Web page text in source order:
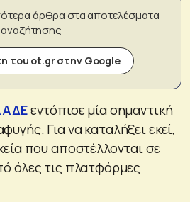
άρθρα στα αποτελέσματα
αναζήτησης
του ot.gr στην Google
εντόπισε μία σημαντική
Για να καταλήξει εκεί,
που αποστέλλονται σε
όλες τις πλατφόρμες